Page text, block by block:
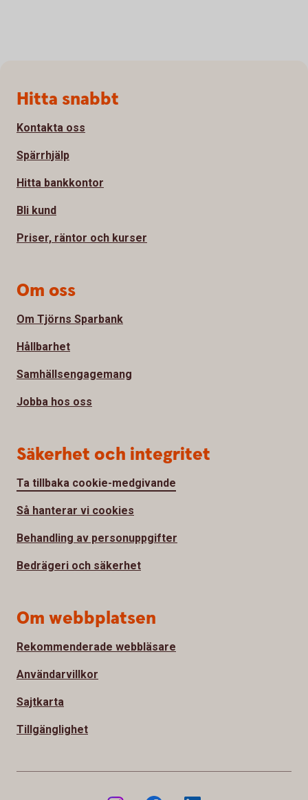
Sidfot
Hitta snabbt
Kontakta oss
Spärrhjälp
Hitta bankkontor
Bli kund
Priser, räntor och kurser
Om oss
Om Tjörns Sparbank
Hållbarhet
Samhällsengagemang
Jobba hos oss
Säkerhet och integritet
Ta tillbaka cookie-medgivande
Så hanterar vi cookies
Behandling av personuppgifter
Bedrägeri och säkerhet
Om webbplatsen
Rekommenderade webbläsare
Användarvillkor
Sajtkarta
Tillgänglighet